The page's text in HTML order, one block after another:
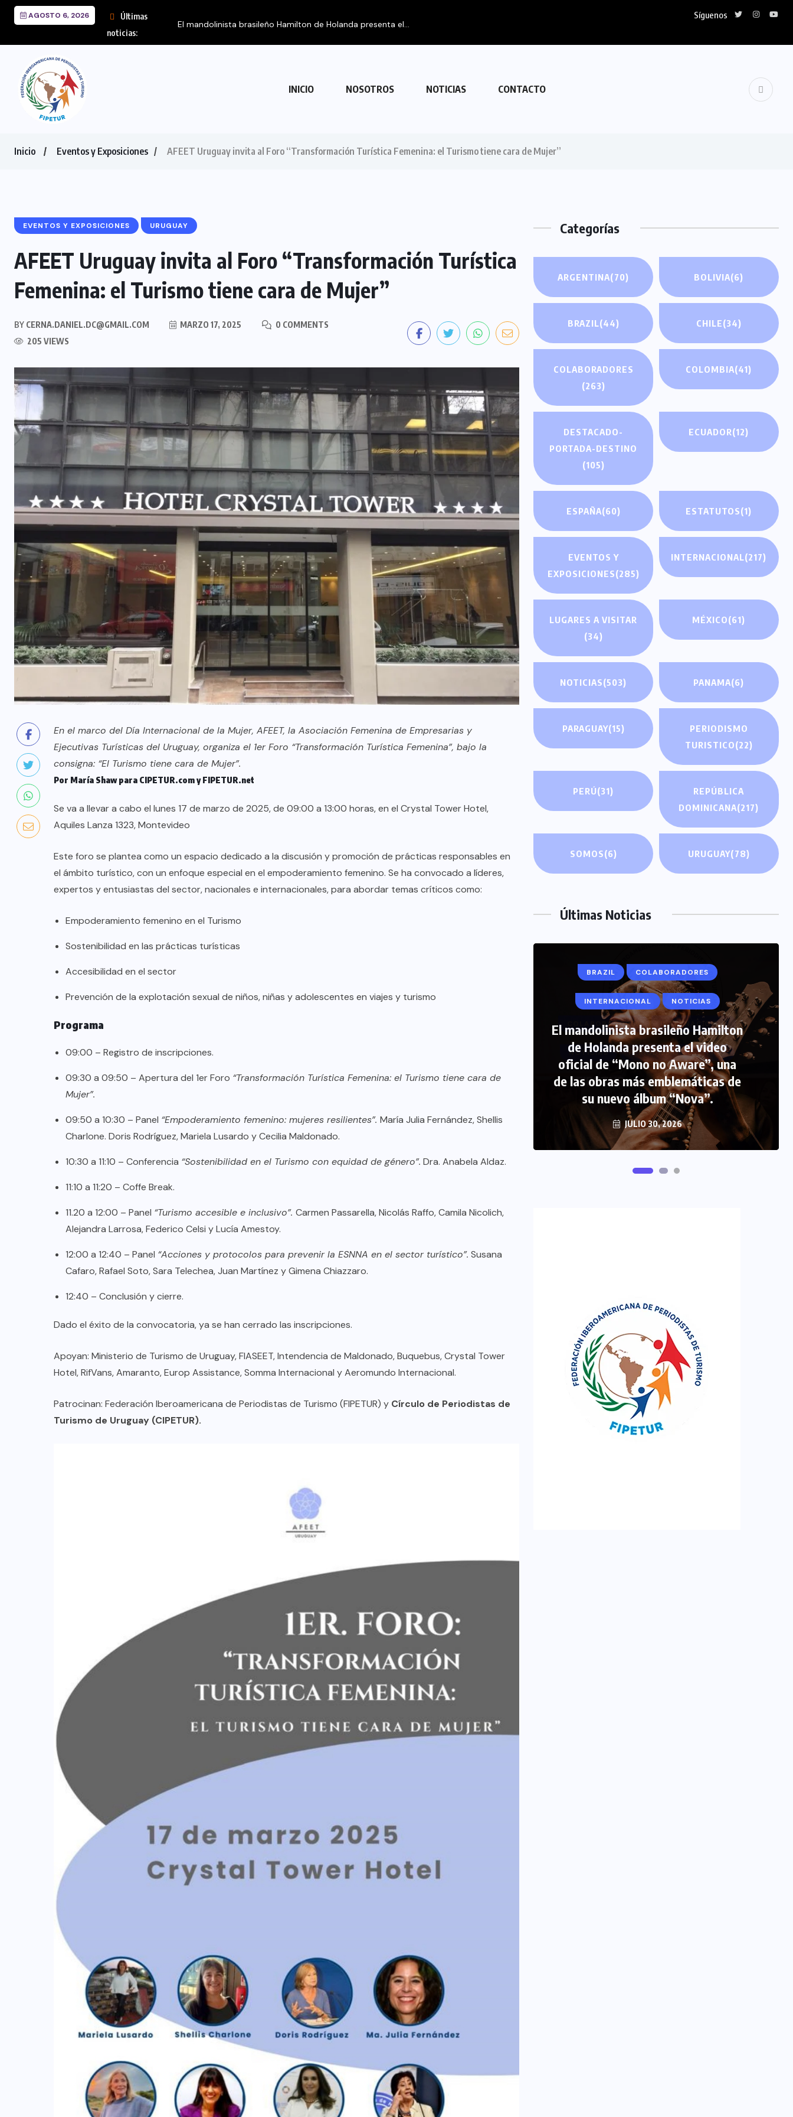
AGOSTO 6, 2026
Últimas
noticias:
El mandolinista brasileño Hamilton de Holanda presenta el...
Síguenos
INICIO NOSOTROS NOTICIAS CONTACTO
Inicio Eventos y Exposiciones AFEET Uruguay invita al Foro “Transformación Turística Femenina: el Turismo tiene cara de Mujer”
EVENTOS Y EXPOSICIONES URUGUAY
AFEET Uruguay invita al Foro “Transformación Turística
Femenina: el Turismo tiene cara de Mujer”
BY CERNA.DANIEL.DC@GMAIL.COM MARZO 17, 2025
0 COMMENTS
205 VIEWS
En el marco del Día Internacional de la Mujer, AFEET, la Asociación Femenina de Empresarias y
Ejecutivas Turísticas del Uruguay, organiza el 1er Foro “Transformación Turística Femenina”, bajo la
consigna: “El Turismo tiene cara de Mujer”.
Por María Shaw para CIPETUR.com y FIPETUR.net
Se va a llevar a cabo el lunes 17 de marzo de 2025, de 09:00 a 13:00 horas, en el Crystal Tower Hotel,
Aquiles Lanza 1323, Montevideo
Este foro se plantea como un espacio dedicado a la discusión y promoción de prácticas responsables en
el ámbito turístico, con un enfoque especial en el empoderamiento femenino. Se ha convocado a líderes,
expertos y entusiastas del sector, nacionales e internacionales, para abordar temas críticos como:
Empoderamiento femenino en el Turismo
Sostenibilidad en las prácticas turísticas
Accesibilidad en el sector
Prevención de la explotación sexual de niños, niñas y adolescentes en viajes y turismo
Programa
09:00 – Registro de inscripciones.
09:30 a 09:50 – Apertura del 1er Foro “Transformación Turística Femenina: el Turismo tiene cara de
Mujer”.
09:50 a 10:30 – Panel “Empoderamiento femenino: mujeres resilientes”. María Julia Fernández, Shellis
Charlone. Doris Rodríguez, Mariela Lusardo y Cecilia Maldonado.
10:30 a 11:10 – Conferencia “Sostenibilidad en el Turismo con equidad de género”. Dra. Anabela Aldaz.
11:10 a 11:20 – Coffe Break.
11.20 a 12:00 – Panel “Turismo accesible e inclusivo”. Carmen Passarella, Nicolás Raffo, Camila Nicolich,
Alejandra Larrosa, Federico Celsi y Lucía Amestoy.
12:00 a 12:40 – Panel “Acciones y protocolos para prevenir la ESNNA en el sector turístico”. Susana
Cafaro, Rafael Soto, Sara Telechea, Juan Martínez y Gimena Chiazzaro.
12:40 – Conclusión y cierre.
Dado el éxito de la convocatoria, ya se han cerrado las inscripciones.
Apoyan: Ministerio de Turismo de Uruguay, FIASEET, Intendencia de Maldonado, Buquebus, Crystal Tower
Hotel, RifVans, Amaranto, Europ Assistance, Somma Internacional y Aeromundo Internacional.
Patrocinan: Federación Iberoamericana de Periodistas de Turismo (FIPETUR) y Círculo de Periodistas de
Turismo de Uruguay (CIPETUR).
Categorías
ARGENTINA(70) BOLIVIA(6)
BRAZIL(44) CHILE(34)
COLABORADORES
(263)
COLOMBIA(41)
DESTACADO-
PORTADA-DESTINO
(105)
ECUADOR(12)
ESPAÑA(60) ESTATUTOS(1)
EVENTOS Y
EXPOSICIONES(285)
INTERNACIONAL(217)
LUGARES A VISITAR
(34)
MÉXICO(61)
NOTICIAS(503) PANAMA(6)
PARAGUAY(15)
PERIODISMO
TURISTICO(22)
PERÚ(31)
REPÚBLICA
DOMINICANA(217)
SOMOS(6) URUGUAY(78)
Últimas Noticias
EL FIN DEL MILAGRO BOHEMIO:
TURÍSTICA POR ABUSOS Y FALTA
JUNIO 24, 2026
INTERNACIONAL NOTICIAS
de las obras más emblemáticas de
JULIO 30, 2026
COLABORADORES INTERNACIONAL
NOTICIAS PERIODISMO TURISTICO
FIPETUR se solidariza con
Venezuela
JUNIO 29, 2026